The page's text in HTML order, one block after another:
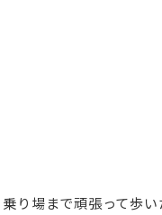
り場まで頑張って歩